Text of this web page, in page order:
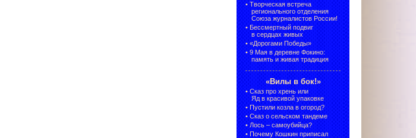
• Творческая встреча
регионального отделения
Союза журналистов России!
• Бессмертный подвиг
в сердцах живых
• «Дорогами Победы»
• 9 Мая в деревне Фокино:
память и живая традиция
«Вилы в бок!»
• Сказ про хрень или
Яд в красивой упаковке
• Пустили козла в огород?
• Сказ о сельском тандеме
• Лось – самоубийца?
• Почему Кошкин приписал